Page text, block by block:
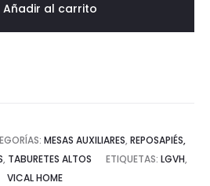
Añadir al carrito
MESAS AUXILIARES, REPOSAPIÉS,
, TABURETES ALTOS ETIQUETAS: LGVH,
VICAL HOME